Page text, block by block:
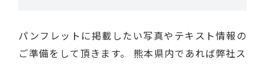
パンフレットに掲載したい写真やテキスト情報の
ご準備をして頂きます。 熊本県内であれば弊社ス